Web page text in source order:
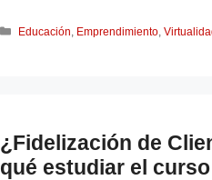
Educación, Emprendimiento,
¿Fidelización de
qué estudiar el